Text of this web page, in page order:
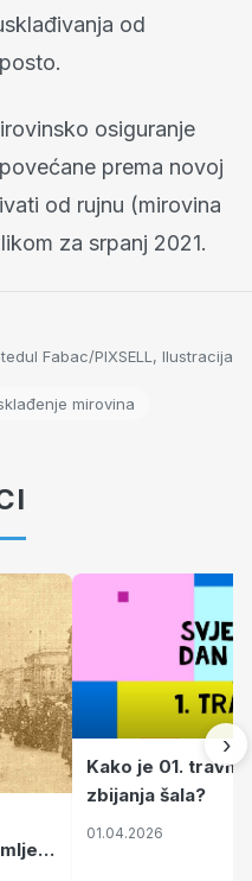
od
osiguranje
prema novoj
od rujnu (mirovina
za srpanj 2021.
Fabac/PIXSELL, Ilustracija
mirovina
Kako je 01.
zbijanja šala?
01.04.2026
›